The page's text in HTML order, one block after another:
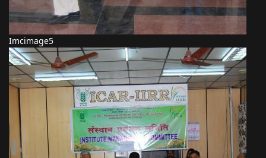
Imcimage5